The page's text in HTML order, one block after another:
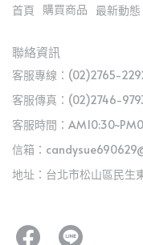
首頁 購買商品 最新動態
聯絡資訊
客服專線：(02)2765-
客服傳真：(02)2746-
客服時間：
信箱：
地址：台北市松山區民生